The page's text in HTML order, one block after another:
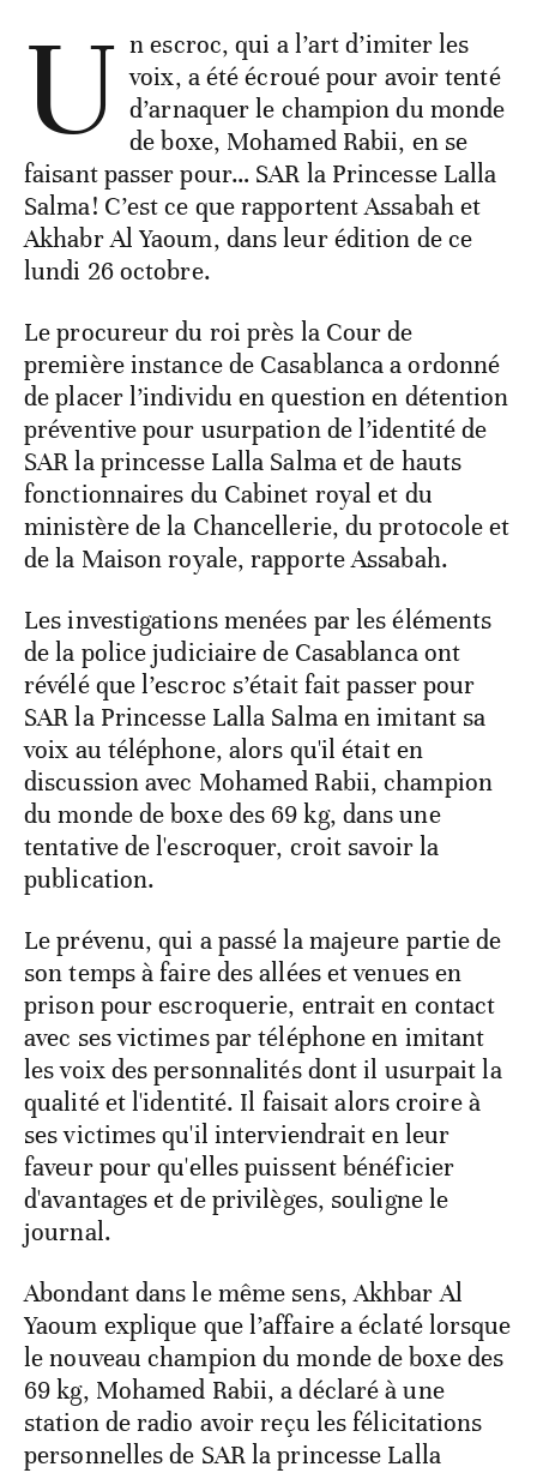
U n escroc, qui a l’art d’imiter les
voix, a été écroué pour avoir tenté
d’arnaquer le champion du monde
de boxe, Mohamed Rabii, en se
faisant passer pour… SAR la Princesse Lalla
Salma! C’est ce que rapportent Assabah et
Akhabr Al Yaoum, dans leur édition de ce
lundi 26 octobre.
Le procureur du roi près la Cour de
première instance de Casablanca a ordonné
de placer l’individu en question en détention
préventive pour usurpation de l’identité de
SAR la princesse Lalla Salma et de hauts
fonctionnaires du Cabinet royal et du
ministère de la Chancellerie, du protocole et
de la Maison royale, rapporte Assabah.
Les investigations menées par les éléments
de la police judiciaire de Casablanca ont
révélé que l’escroc s’était fait passer pour
SAR la Princesse Lalla Salma en imitant sa
voix au téléphone, alors qu'il était en
discussion avec Mohamed Rabii, champion
du monde de boxe des 69 kg, dans une
tentative de l'escroquer, croit savoir la
publication.
Le prévenu, qui a passé la majeure partie de
son temps à faire des allées et venues en
prison pour escroquerie, entrait en contact
avec ses victimes par téléphone en imitant
les voix des personnalités dont il usurpait la
qualité et l'identité. Il faisait alors croire à
ses victimes qu'il interviendrait en leur
faveur pour qu'elles puissent bénéficier
d'avantages et de privilèges, souligne le
journal.
Abondant dans le même sens, Akhbar Al
Yaoum explique que l’affaire a éclaté lorsque
le nouveau champion du monde de boxe des
69 kg, Mohamed Rabii, a déclaré à une
station de radio avoir reçu les félicitations
personnelles de SAR la princesse Lalla